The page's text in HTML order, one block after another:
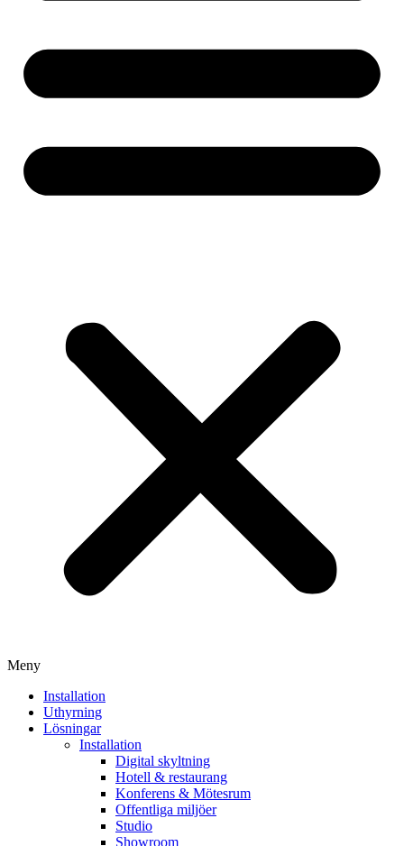
Meny
Installation
Uthyrning
Lösningar
Installation
Digital skyltning
Hotell & restaurang
Konferens & Mötesrum
Offentliga miljöer
Studio
Showroom